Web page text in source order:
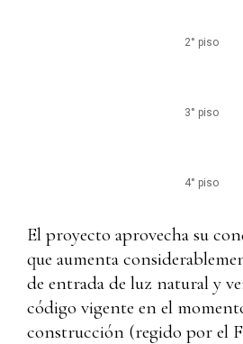
2° piso
3° piso
4° piso
El proyecto aprovecha su
que aumenta
de entrada de luz natural y
código vigente en el
construcción (regido por el